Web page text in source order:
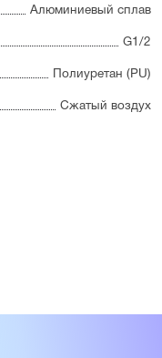
Алюминиевый сплав
G1/2
Полиуретан (PU)
Сжатый воздух